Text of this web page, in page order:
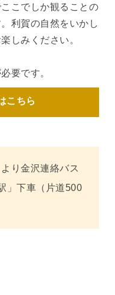
こでしか観ることの
利賀の自然をいかし
しみください。
要です。
こちら
り金沢連絡バス
」下車（片道500